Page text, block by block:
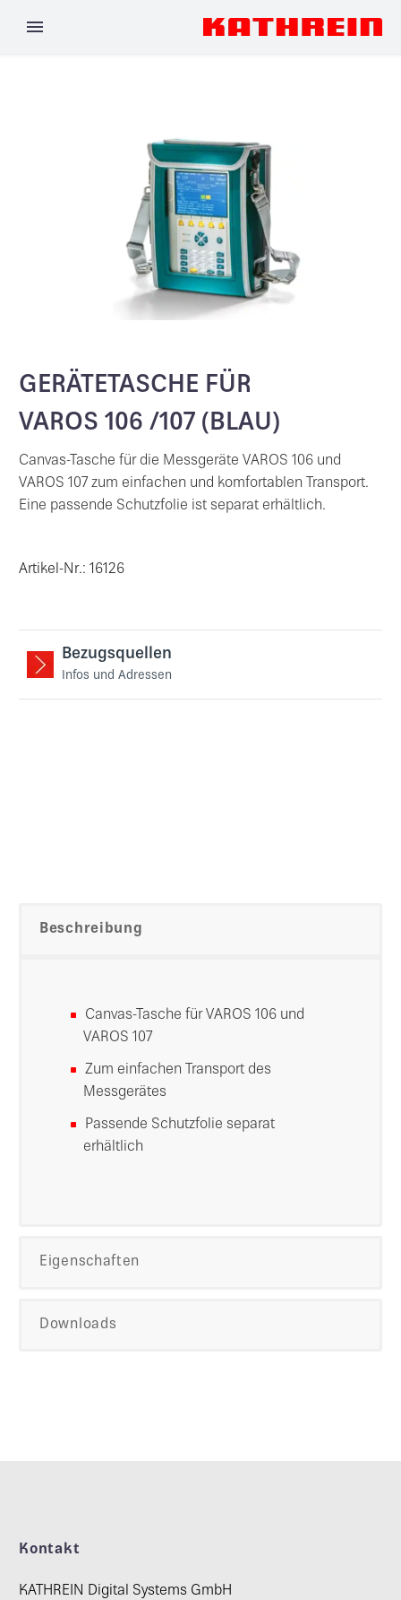
GERÄTETASCHE FÜR
VAROS 106 /107 (BLAU)
Canvas-Tasche für die Messgeräte VAROS 106 und
VAROS 107 zum einfachen und komfortablen Transport.
Eine passende Schutzfolie ist separat erhältlich.
Artikel-Nr.: 16126
Bezugsquellen
Infos und Adressen
Beschreibung
Canvas-Tasche für VAROS 106 und
VAROS 107
Zum einfachen Transport des
Messgerätes
Passende Schutzfolie separat
erhältlich
Eigenschaften
Downloads
Kontakt
KATHREIN Digital Systems GmbH